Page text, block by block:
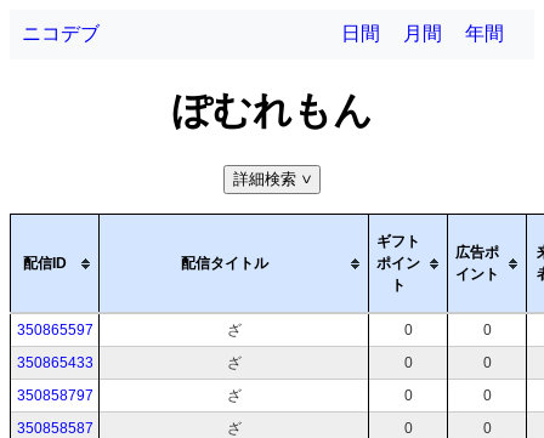
ニコデブ 日間 月間 年間
ぽむれもん
詳細検索 >
配信ID 配信タイトル
ギフト
ポイン
ト
広告ポ
イント
350865597 ざ 0
0
350865433
ざ 0
0
350858797
ざ 0
0
350858587
ざ 0
0